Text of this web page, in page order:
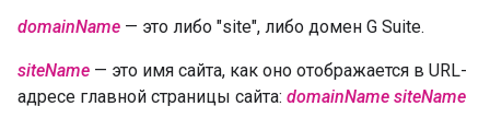
domainName — это либо "site", либо домен G Suite.
siteName — это имя сайта, как оно отображается в URL-
адресе главной страницы сайта: domainName siteName